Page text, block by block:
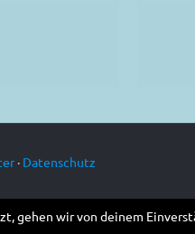
· Datenschutz
gehen wir von deinem